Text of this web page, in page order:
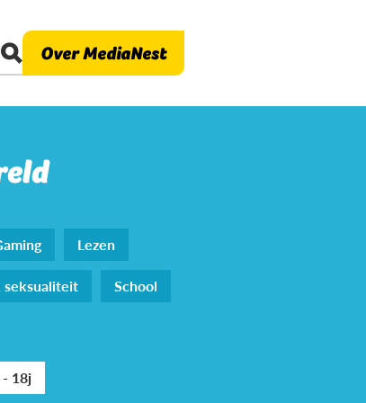
Over MediaNest
Lezen
seksualiteit
School
18j